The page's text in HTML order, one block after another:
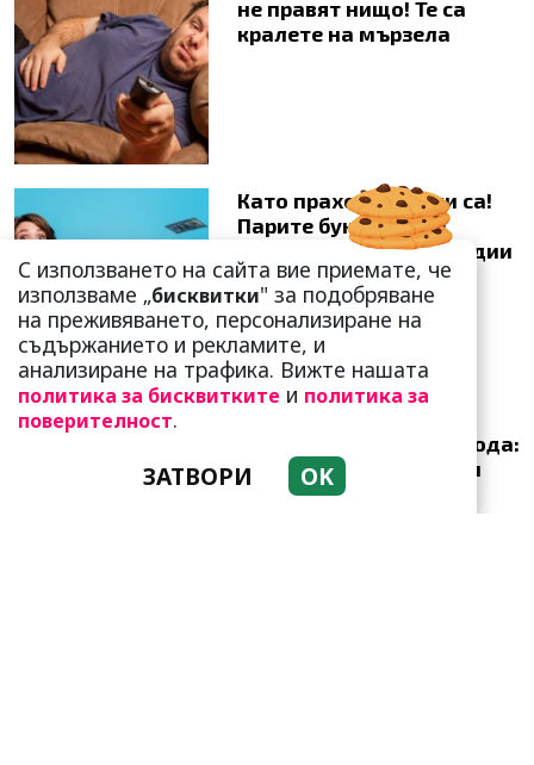
не правят нищо! Те са
кралете на мързела
Като прахосмукачки са!
Парите буквално се
„лепят“ на тези три зодии
възможно и след развода:
Арнолд Шварценегер и
Мария Шр...
С използването на сайта вие приемате, че
използваме „бисквитки" за подобряване
на преживяването, персонализиране на
съдържанието и рекламите, и
анализиране на трафика. Вижте нашата
политика за бисквитките и политика за
поверителност.
ЗАТВОРИ OK